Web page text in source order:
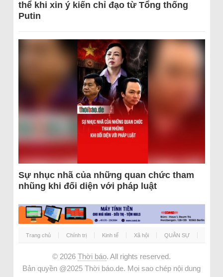
thể khi xin ý kiến chỉ đạo từ Tổng thống
Putin
Sự nhục nhã của những quan chức tham
nhũng khi đối diện với pháp luật
Trang chủ Chính trị Kinh tế Xã hội QUÂN SỰ
© 2026 Thời báo. All rights reserved.
Bản quyền @2025 Thời báo.de. Mọi sao chép nội dung